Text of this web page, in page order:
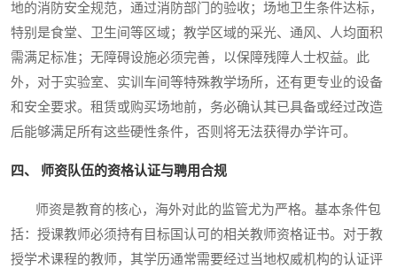
地的消防安全规范，通过消防部门的验收；场地卫生条件达标，
特别是食堂、卫生间等区域；教学区域的采光、通风、人均面积
需满足标准；无障碍设施必须完善，以保障残障人士权益。此
外，对于实验室、实训车间等特殊教学场所，还有更专业的设备
和安全要求。租赁或购买场地前，务必确认其已具备或经过改造
后能够满足所有这些硬性条件，否则将无法获得办学许可。
四、 师资队伍的资格认证与聘用合规
师资是教育的核心，海外对此的监管尤为严格。基本条件包
括：授课教师必须持有目标国认可的相关教师资格证书。对于教
授学术课程的教师，其学历通常需要经过当地权威机构的认证评